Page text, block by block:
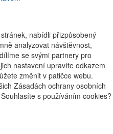
nabídli přizpůsobený
analyzovat návštěvnost,
se svými partnery pro
nastavení upravíte odkazem
změnit v patičce webu.
Zásadách ochrany osobních
s používáním cookies?